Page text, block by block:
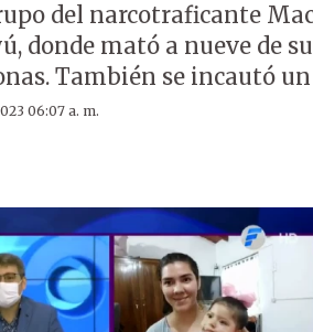
del narcotraficante
donde mató a nueve de
También se incautó
06:07 a. m.